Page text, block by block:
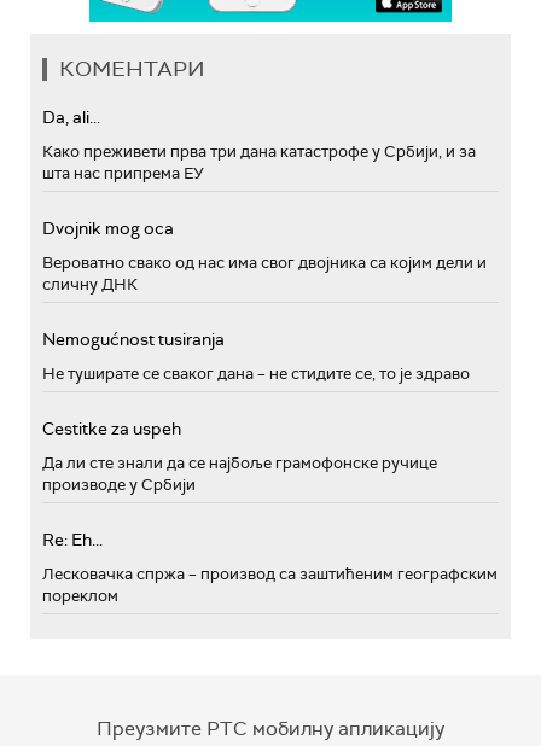
КОМЕНТАРИ
Da, ali...
Како преживети прва три дана катастрофе у Србији, и за
шта нас припрема ЕУ
Dvojnik mog oca
Вероватно свако од нас има свог двојника са којим дели и
сличну ДНК
Nemogućnost tusiranja
Не туширате се сваког дана – не стидите се, то је здраво
Cestitke za uspeh
Да ли сте знали да се најбоље грамофонске ручице
производе у Србији
Re: Eh...
Лесковачка спржа – производ са заштићеним географским
пореклом
Преузмите РТС мобилну апликацију